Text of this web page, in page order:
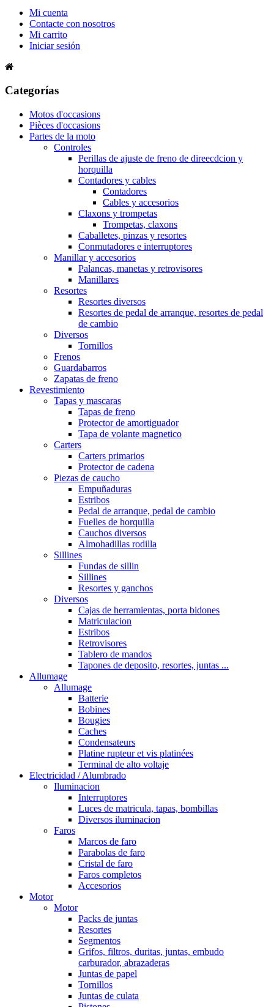
Mi cuenta
Contacte con nosotros
Mi carrito
Iniciar sesión
Categorías
Motos d'occasions
Pièces d'occasions
Partes de la moto
Controles
Perillas de ajuste de freno de direecdcion y
horquilla
Contadores y cables
Contadores
Cables y accesorios
Claxons y trompetas
Trompetas, claxons
Caballetes, pinzas y resortes
Conmutadores e interruptores
Manillar y accesorios
Palancas, manetas y retrovisores
Manillares
Resortes
Resortes diversos
Resortes de pedal de arranque, resortes de pedal
de cambio
Diversos
Tornillos
Frenos
Guardabarros
Zapatas de freno
Revestimiento
Tapas y mascaras
Tapas de freno
Protector de amortiguador
Tapa de volante magnetico
Carters
Carters primarios
Protector de cadena
Piezas de caucho
Empuñaduras
Estribos
Pedal de arranque, pedal de cambio
Fuelles de horquilla
Cauchos diversos
Almohadillas rodilla
Sillines
Fundas de sillin
Sillines
Resortes y ganchos
Diversos
Cajas de herramientas, porta bidones
Matriculacion
Estribos
Retrovisores
Tablero de mandos
Tapones de deposito, resortes, juntas ...
Allumage
Allumage
Batterie
Bobines
Bougies
Caches
Condensateurs
Platine rupteur et vis platinées
Terminal de alto voltaje
Electricidad / Alumbrado
Iluminacion
Interruptores
Luces de matricula, tapas, bombillas
Diversos iluminacion
Faros
Marcos de faro
Parabolas de faro
Cristal de faro
Faros completos
Accesorios
Motor
Motor
Packs de juntas
Resortes
Segmentos
Grifos, filtros, duritas, juntas, embudo
carburador, abrazaderas
Juntas de papel
Tornillos
Juntas de culata